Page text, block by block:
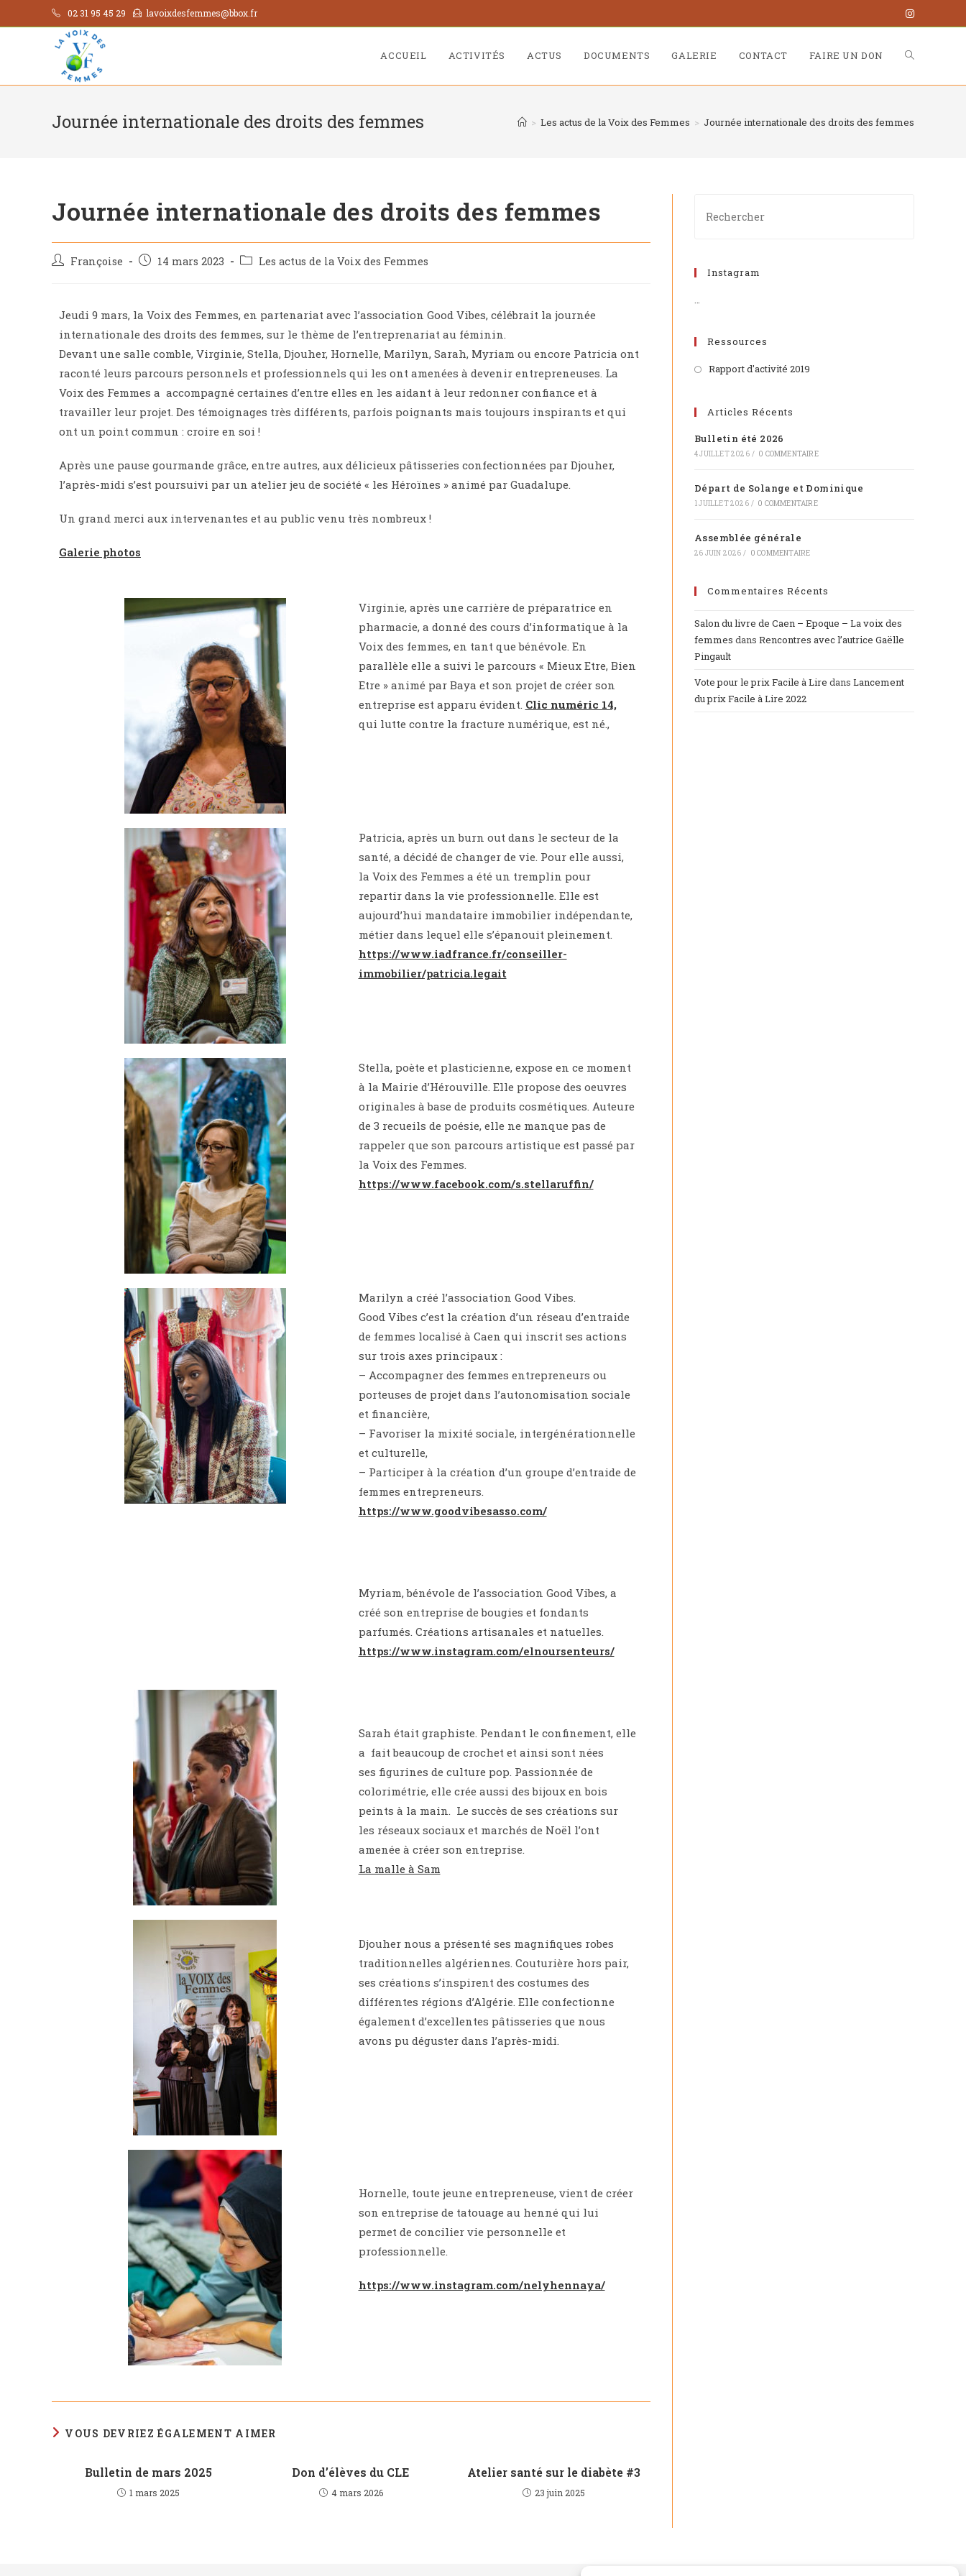
02 31 95 45 29 lavoixdesfemmes@bbox.fr
ACCUEIL ACTIVITÉS ACTUS DOCUMENTS GALERIE CONTACT FAIRE UN DON
Journée internationale des droits des femmes > Les actus de la Voix des Femmes > Journée internationale des droits des femmes
Journée internationale des droits des femmes
Françoise 14 mars 2023 Les actus de la Voix des Femmes
Jeudi 9 mars, la Voix des Femmes, en partenariat avec l’association Good Vibes, célébrait la journée
internationale des droits des femmes, sur le thème de l’entreprenariat au féminin.
Devant une salle comble, Virginie, Stella, Djouher, Hornelle, Marilyn, Sarah, Myriam ou encore Patricia ont
raconté leurs parcours personnels et professionnels qui les ont amenées à devenir entrepreneuses. La
Voix des Femmes a accompagné certaines d’entre elles en les aidant à leur redonner confiance et à
travailler leur projet. Des témoignages très différents, parfois poignants mais toujours inspirants et qui
ont un point commun : croire en soi !
Après une pause gourmande grâce, entre autres, aux délicieux pâtisseries confectionnées par Djouher,
l’après-midi s’est poursuivi par un atelier jeu de société « les Héroïnes » animé par Guadalupe.
Un grand merci aux intervenantes et au public venu très nombreux !
Galerie photos
Virginie, après une carrière de préparatrice en
pharmacie, a donné des cours d’informatique à la
Voix des femmes, en tant que bénévole. En
parallèle elle a suivi le parcours « Mieux Etre, Bien
Etre » animé par Baya et son projet de créer son
entreprise est apparu évident. Clic numéric 14,
qui lutte contre la fracture numérique, est né.,
Patricia, après un burn out dans le secteur de la
santé, a décidé de changer de vie. Pour elle aussi,
la Voix des Femmes a été un tremplin pour
repartir dans la vie professionnelle. Elle est
aujourd’hui mandataire immobilier indépendante,
métier dans lequel elle s’épanouit pleinement.
https://www.iadfrance.fr/conseiller-
immobilier/patricia.legait
Stella, poète et plasticienne, expose en ce moment
à la Mairie d’Hérouville. Elle propose des oeuvres
originales à base de produits cosmétiques. Auteure
de 3 recueils de poésie, elle ne manque pas de
rappeler que son parcours artistique est passé par
la Voix des Femmes.
https://www.facebook.com/s.stellaruffin/
Marilyn a créé l’association Good Vibes.
Good Vibes c’est la création d’un réseau d’entraide
de femmes localisé à Caen qui inscrit ses actions
sur trois axes principaux :
– Accompagner des femmes entrepreneurs ou
porteuses de projet dans l’autonomisation sociale
et financière,
– Favoriser la mixité sociale, intergénérationnelle
et culturelle,
– Participer à la création d’un groupe d’entraide de
femmes entrepreneurs.
https://www.goodvibesasso.com/
Myriam, bénévole de l’association Good Vibes, a
créé son entreprise de bougies et fondants
parfumés. Créations artisanales et natuelles.
https://www.instagram.com/elnoursenteurs/
Sarah était graphiste. Pendant le confinement, elle
a fait beaucoup de crochet et ainsi sont nées
ses figurines de culture pop. Passionnée de
colorimétrie, elle crée aussi des bijoux en bois
peints à la main. Le succès de ses créations sur
les réseaux sociaux et marchés de Noël l’ont
amenée à créer son entreprise.
La malle à Sam
Djouher nous a présenté ses magnifiques robes
traditionnelles algériennes. Couturière hors pair,
ses créations s’inspirent des costumes des
différentes régions d’Algérie. Elle confectionne
également d’excellentes pâtisseries que nous
avons pu déguster dans l’après-midi.
Hornelle, toute jeune entrepreneuse, vient de créer
son entreprise de tatouage au henné qui lui
permet de concilier vie personnelle et
professionnelle.
https://www.instagram.com/nelyhennaya/
VOUS DEVRIEZ ÉGALEMENT AIMER
Bulletin de mars 2025
1 mars 2025
Don d’élèves du CLE
4 mars 2026
Atelier santé sur le diabète #3
23 juin 2025
Instagram
…
Ressources
Rapport d'activité 2019
Articles Récents
Bulletin été 2026
4 JUILLET 2026 / 0 COMMENTAIRE
Départ de Solange et Dominique
1 JUILLET 2026 / 0 COMMENTAIRE
Assemblée générale
26 JUIN 2026 / 0 COMMENTAIRE
Commentaires Récents
Salon du livre de Caen – Epoque – La voix des
femmes dans Rencontres avec l’autrice Gaëlle
Pingault
Vote pour le prix Facile à Lire dans Lancement
du prix Facile à Lire 2022